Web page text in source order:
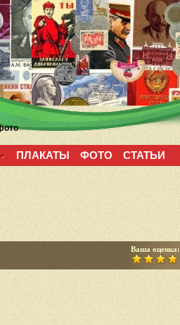
ПЛАКАТЫ ФОТО СТАТЬИ
Ваша оценка: